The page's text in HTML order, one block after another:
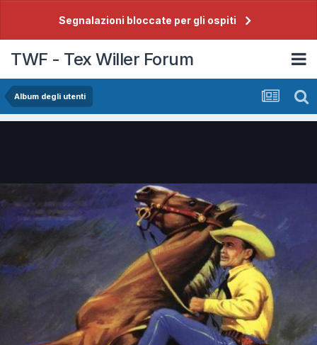
Segnalazioni bloccate per gli ospiti
TWF - Tex Willer Forum
Album degli utenti